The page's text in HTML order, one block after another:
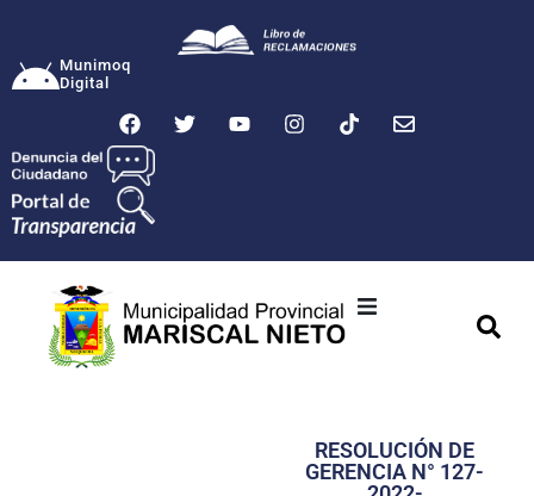
Munimoq
Digital
Transparencia
RESOLUCIÓN DE
GERENCIA N° 127-